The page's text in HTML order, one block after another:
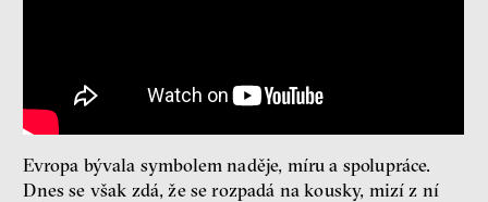
Jsem radikál – Kdo je víc?
Jan Charvát
Matouš Hrdina
radikalizace média
Evropa bývala symbolem naděje, míru a spolupráce.
Dnes se však zdá, že se rozpadá na kousky, mizí z ní